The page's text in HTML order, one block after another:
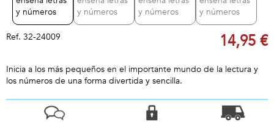
Ref. 32-24009 14,95 €
Inicia a los más pequeños en el importante mundo de la lectura y
los números de una forma divertida y sencilla.